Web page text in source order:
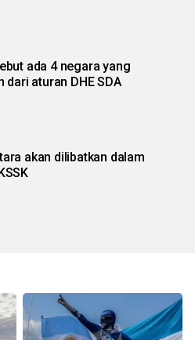
ada 4 negara yang
dari aturan DHE SDA
akan dilibatkan dalam